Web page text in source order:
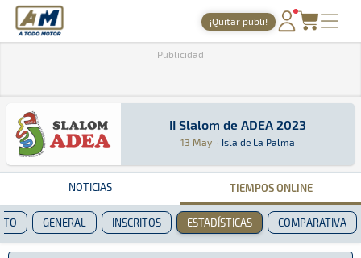
A Todo Motor · Revista del motor desde 1999
¡Quitar publi!
NOTICIAS
AGENDA
GALERÍAS
TIENDA
ARCHIVO
Publicidad
II Slalom de ADEA 2023
II Slalom de ADEA 2023
13 May · Isla de La Palma
Slalom · II Slalom de ADEA 2023: Aquí
Isla de La Palma Isla de La Palma
NOTICIAS TIEMPOS ONLINE
GENERAL INSCRITOS ESTADÍSTICAS COMPARATIVA